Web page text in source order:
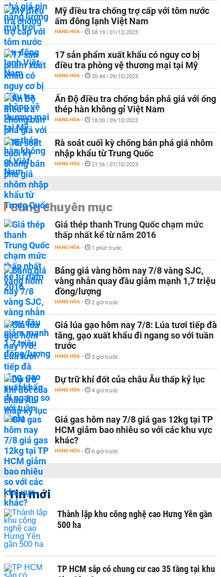
Mỹ điều tra chống trợ cấp với tôm nước
ấm đông lạnh Việt Nam
HÀNG HÓA - 08:19 | 01/12/2023
17 sản phẩm xuất khẩu có nguy cơ bị
điều tra phòng vệ thương mại tại Mỹ
HÀNG HÓA - 20:44 | 09/10/2023
Ấn Độ điều tra chống bán phá giá với ống
thép hàn không gỉ Việt Nam
HÀNG HÓA - 18:00 | 09/10/2023
Rà soát cuối kỳ chống bán phá giá nhôm
nhập khẩu từ Trung Quốc
HÀNG HÓA - 21:56 | 07/10/2023
Cùng chuyên mục
Giá thép thanh Trung Quốc chạm mức
thấp nhất kể từ năm 2016
HÀNG HÓA - 1 phút trước
Bảng giá vàng hôm nay 7/8 vàng SJC,
vàng nhẫn quay đầu giảm mạnh 1,7 triệu
đồng/lượng
HÀNG HÓA - 2 giờ trước
Giá lúa gạo hôm nay 7/8: Lúa tươi tiếp đà
tăng, gạo xuất khẩu đi ngang so với tuần
trước
HÀNG HÓA - 3 giờ trước
Dự trữ khí đốt của châu Âu thấp kỷ lục
HÀNG HÓA - 4 giờ trước
Giá gas hôm nay 7/8 giá gas 12kg tại TP
HCM giảm bao nhiêu so với các khu vực
khác?
HÀNG HÓA - 6 giờ trước
Tin mới
Thành lập khu công nghệ cao Hưng Yên gần
500 ha
TP HCM sắp có chung cư cao 35 tầng tại khu